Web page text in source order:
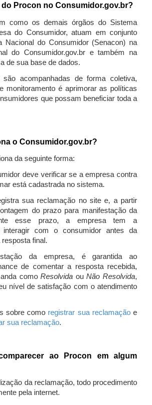
do Procon no Consumidor.gov.br?
como os demais órgãos do Sistema
do Consumidor, atuam em conjunto
Nacional do Consumidor (Senacon) na
do Consumidor.gov.br e também na
de sua base de dados.
acompanhadas de forma coletiva,
monitoramento é aprimorar as políticas
que possam beneficiar toda a
o Consumidor.gov.br?
da seguinte forma:
deve verificar se a empresa contra
está cadastrada no sistema.
sua reclamação no site e, a partir
do prazo para manifestação da
esse prazo, a empresa tem a
interagir com o consumidor antes da
final.
da empresa, é garantida ao
de comentar a resposta recebida,
comoResolvida ouNão Resolvida,
nível de satisfação com o atendimento
sobre como registrar sua reclamaçãoe
sua reclamação.
ao Procon em algum
da reclamação, todo procedimento
pela internet.